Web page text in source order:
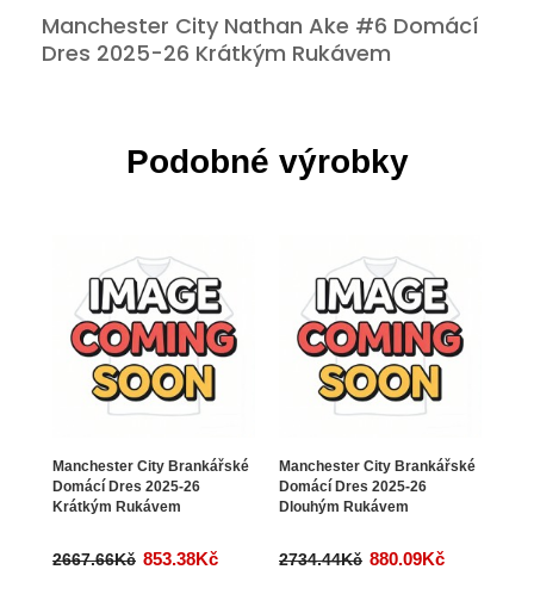
Manchester City Nathan Ake #6 Domácí
Dres 2025-26 Krátkým Rukávem
Podobné výrobky
Manchester City Brankářské
Domácí Dres 2025-26
Krátkým Rukávem
2667.66Kč 853.38Kč
Manchester City Brankářské
Domácí Dres 2025-26
Dlouhým Rukávem
2734.44Kč 880.09Kč